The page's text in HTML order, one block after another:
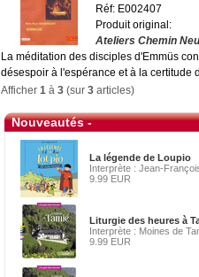
Réf: E002407
Produit original:
Ateliers Chemin
La méditation des disciples d'Emmüs
désespoir à l'espérance et à la certitude
Afficher 1 à 3 (sur 3 articles)
Nouveautés -
La légende de Loupio
Interprète : Jean-
9.99 EUR
Liturgie des heures à
Interprète : Moines de
9.99 EUR